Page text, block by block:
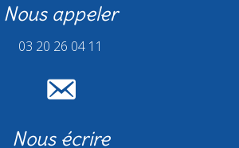
Nous appeler
03 20 26 04 11
Nous écrire